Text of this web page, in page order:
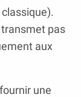
pas
aux
une